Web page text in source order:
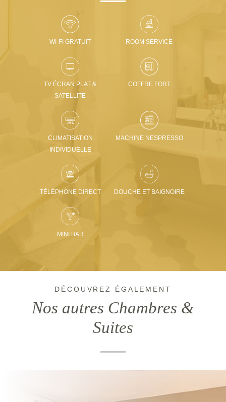
WI-FI GRATUIT ROOM SERVICE
TV ÉCRAN PLAT &
SATELLITE
COFFRE FORT
CLIMATISATION
INDIVIDUELLE
MACHINE NESPRESSO
TÉLÉPHONE DIRECT DOUCHE ET BAIGNOIRE
MINI BAR
DÉCOUVREZ ÉGALEMENT
Nos autres Chambres &
Suites